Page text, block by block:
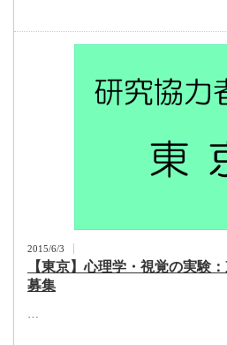
2015/6/3
【東京】心理学・視覚の実験
募集
…